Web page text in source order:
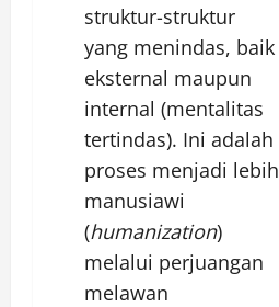
struktur-struktur
yang menindas, baik
eksternal maupun
internal (mentalitas
tertindas). Ini adalah
proses menjadi lebih
manusiawi
(humanization)
melalui perjuangan
melawan